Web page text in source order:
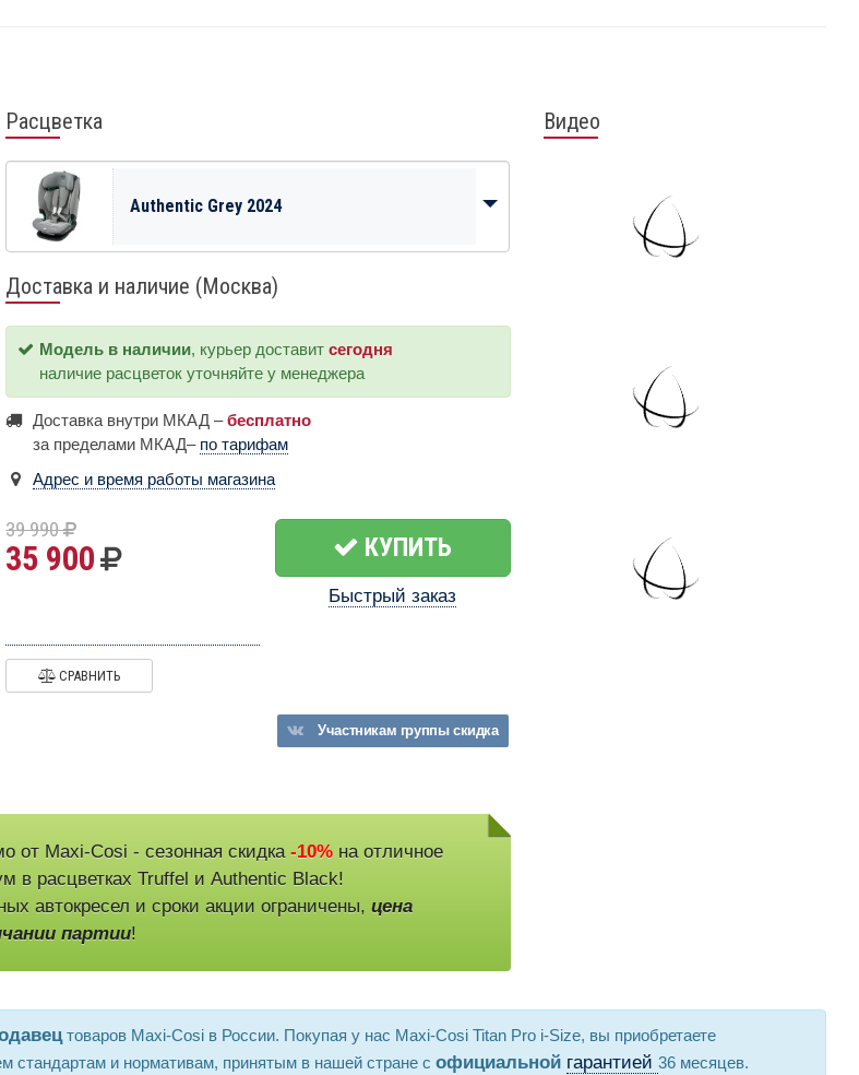
Расцветка
Authentic Grey 2024
Доставка и наличие (Москва)
Модель в наличии, курьер доставитсегодня
наличие расцветок уточняйте у менеджера
Доставка внутри МКАД –бесплатно
за пределами МКАД– по тарифам
Адрес и время работы магазина
39 990
35 900 КУПИТЬ
Быстрый заказ
СРАВНИТЬ
Участникам группыскидка
от Maxi-Cosi - сезонная скидка -10% на отличное
в расцветках Truffel и Authentic Black!
автокресел и сроки акции ограничены, цена
партии!
Видео
товаров Maxi-Cosi в России. Покупая у нас Maxi-Cosi Titan Pro i-Size, вы приобретаете
стандартам и нормативам, принятым в нашей стране с официальной гарантией 36 месяцев.